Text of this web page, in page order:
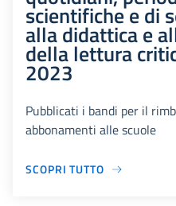
scientifiche e di
alla didattica e
della lettura
2023
Pubblicati i bandi per il
abbonamenti alle scuole
SCOPRI TUTTO